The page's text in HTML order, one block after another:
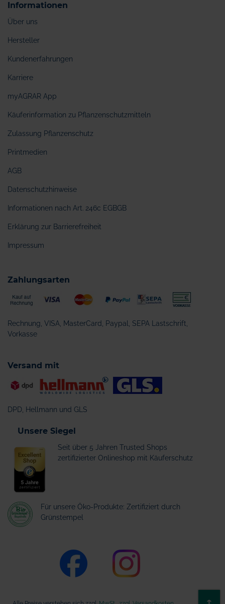
Informationen
Über uns
Hersteller
Kundenerfahrungen
Karriere
myAGRAR App
Käuferinformation zu Pflanzenschutzmitteln
Zulassung Pflanzenschutz
Printmedien
AGB
Datenschutzhinweise
Informationen nach Art. 246c EGBGB
Erklärung zur Barrierefreiheit
Impressum
Zahlungsarten
Rechnung, VISA, MasterCard, Paypal, SEPA Lastschrift,
Vorkasse
Versand mit
DPD, Hellmann und GLS
Unsere Siegel
Seit über 5 Jahren Trusted Shops
zertifizierter Onlineshop mit Käuferschutz
Für unsere Öko-Produkte: Zertifiziert durch
Grünstempel
↑